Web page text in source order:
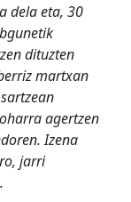
dela eta, 30
dituzten
martxan
agertzen
Izena
jarri